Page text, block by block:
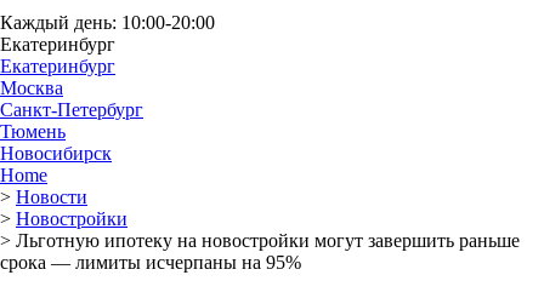
Каждый день: 10:00-20:00
Екатеринбург
Екатеринбург
Москва
Санкт-Петербург
Тюмень
Новосибирск
Home
> Новости
> Новостройки
> Льготную ипотеку на новостройки могут завершить раньше
срока — лимиты исчерпаны на 95%